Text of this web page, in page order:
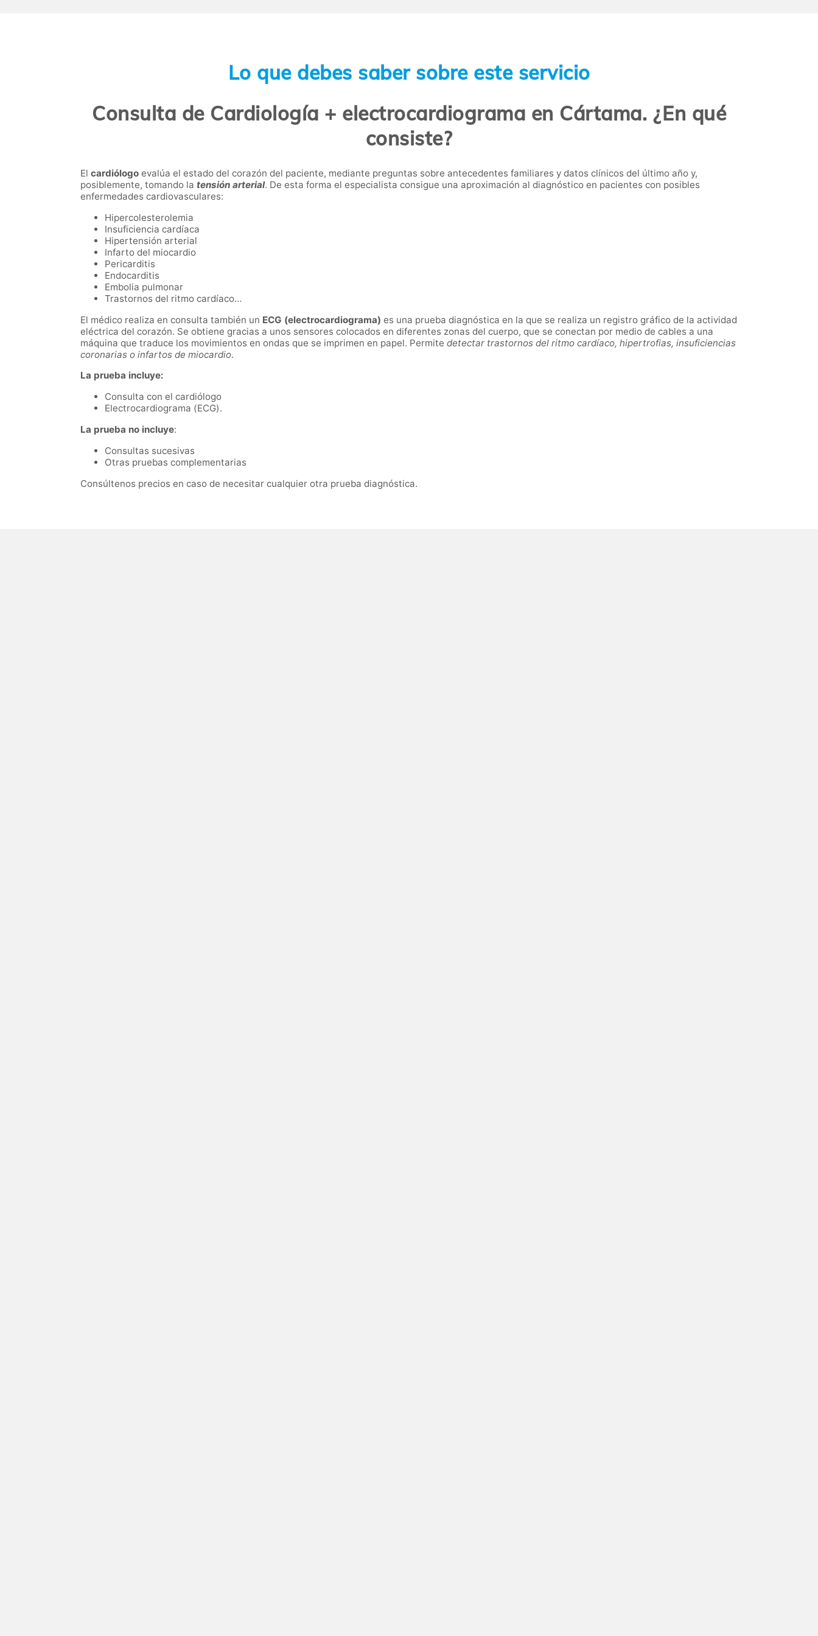
Lo que debes saber sobre este servicio
Consulta de Cardiología + electrocardiograma en Cártama. ¿En qué
consiste?
El cardiólogo evalúa el estado del corazón del paciente, mediante preguntas sobre antecedentes familiares y datos clínicos del último año y,
posiblemente, tomando la tensión arterial. De esta forma el especialista consigue una aproximación al diagnóstico en pacientes con posibles
enfermedades cardiovasculares:
Hipercolesterolemia
Insuficiencia cardíaca
Hipertensión arterial
Infarto del miocardio
Pericarditis
Endocarditis
Embolia pulmonar
Trastornos del ritmo cardíaco…
El médico realiza en consulta también un ECG (electrocardiograma) es una prueba diagnóstica en la que se realiza un registro gráfico de la actividad
eléctrica del corazón. Se obtiene gracias a unos sensores colocados en diferentes zonas del cuerpo, que se conectan por medio de cables a una
máquina que traduce los movimientos en ondas que se imprimen en papel. Permite detectar trastornos del ritmo cardíaco, hipertrofias, insuficiencias
coronarias o infartos de miocardio.
La prueba incluye:
Consulta con el cardiólogo
Electrocardiograma (ECG).
La prueba no incluye:
Consultas sucesivas
Otras pruebas complementarias
Consúltenos precios en caso de necesitar cualquier otra prueba diagnóstica.